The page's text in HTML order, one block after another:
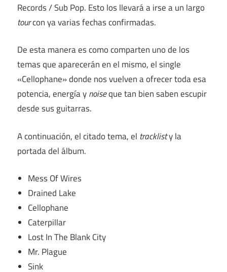
Records / Sub Pop. Esto los llevará a irse a un largo
tourcon ya varias fechas confirmadas.
De esta manera es como comparten uno de los
temas que aparecerán en el mismo, el single
«Cellophane» donde nos vuelven a ofrecer toda esa
potencia, energía ynoiseque tan bien saben escupir
desde sus guitarras.
A continuación, el citado tema, el tracklisty la
portada del álbum.
Mess Of Wires
Drained Lake
Cellophane
Caterpillar
Lost In The Blank City
Mr. Plague
Sink